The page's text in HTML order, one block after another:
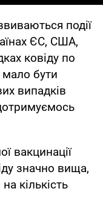
події
ЄС, США,
ковіду по
мало бути
випадків
вакцинації
значно вища,
кількість